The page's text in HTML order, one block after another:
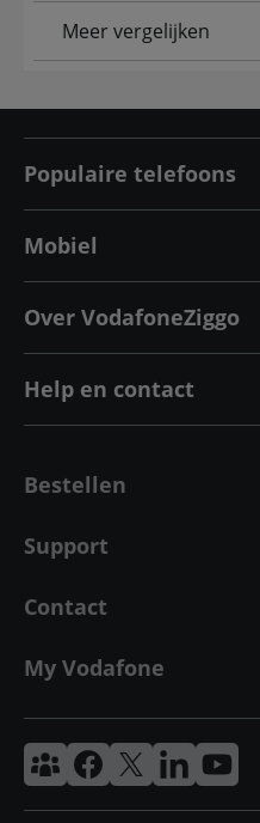
Meer vergelijken
Populaire telefoons
Mobiel
Over VodafoneZiggo
Help en contact
Bestellen
Support
Contact
My Vodafone
Vodafone & Ziggo
Vodafone Facebook
Vodafone X